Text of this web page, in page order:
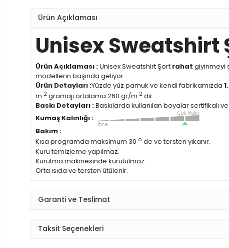
Ürün Açıklaması
Unisex Sweatshirt
Ürün Açıklaması :Unisex Sweatshirt Şort rahat giyinmeyi
modellerin başında geliyor.
Ürün Detayları :Yüzde yüz pamuk ve kendi fabrikamızda
m 2 gramajı ortalama 260 gr/m 2 dir.
Baskı Detayları :Baskılarda kullanılan boyalar sertifikalı
Kumaş Kalınlığı :
Bakım :
Kısa programda maksimum 30 o de ve tersten yıkanır.
Kuru temizleme yapılmaz.
Kurutma makinesinde kurutulmaz.
Orta ısıda ve tersten ütülenir.
Garanti ve Teslimat
Taksit Seçenekleri